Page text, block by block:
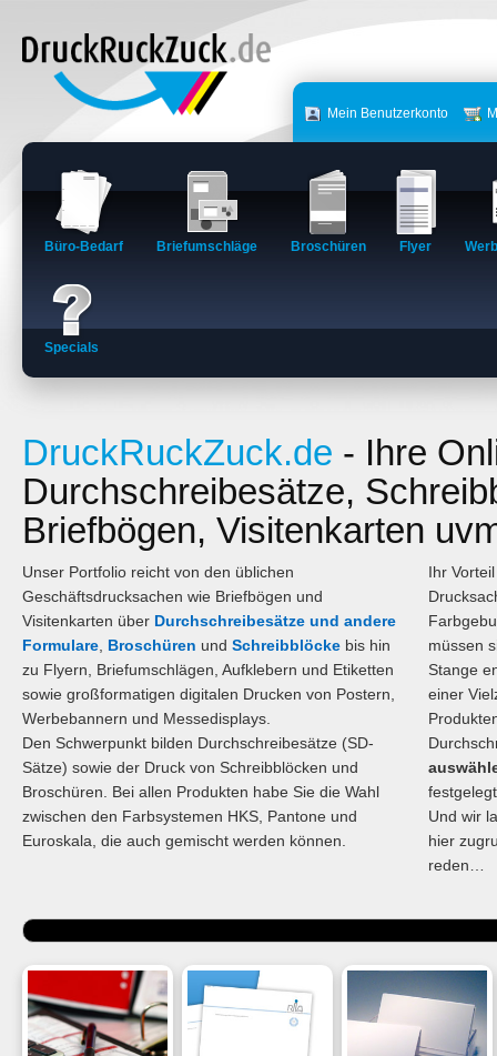
Mein Benutzerkonto
Büro-Bedarf Briefumschläge Broschüren Flyer
Specials
DruckRuckZuck.de - Ihre
Durchschreibesätze,
Briefbögen, Visitenkarten
Unser Portfolio reicht von den üblichen
Geschäftsdrucksachen wie Briefbögen und
Visitenkarten über Durchschreibesätze und andere
Formulare Broschüren und Schreibblöcke bis hin
zu Flyern, Briefumschlägen, Aufklebern und Etiketten
sowie großformatigen digitalen Drucken von Postern,
Werbebannern und Messedisplays.
Den Schwerpunkt bilden Durchschreibesätze (SD-
Sätze) sowie der Druck von Schreibblöcken und
Broschüren. Bei allen Produkten habe Sie die Wahl
zwischen den Farbsystemen HKS, Pantone und
Euroskala, die auch gemischt werden können.
Ihr
müssen
Stange
einer
Und wir
hier
reden